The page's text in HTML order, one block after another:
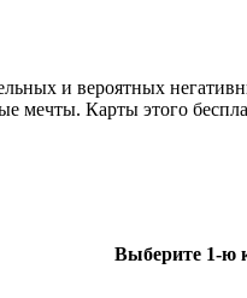
и вероятных
мечты. Карты этого
Выберите 1-ю